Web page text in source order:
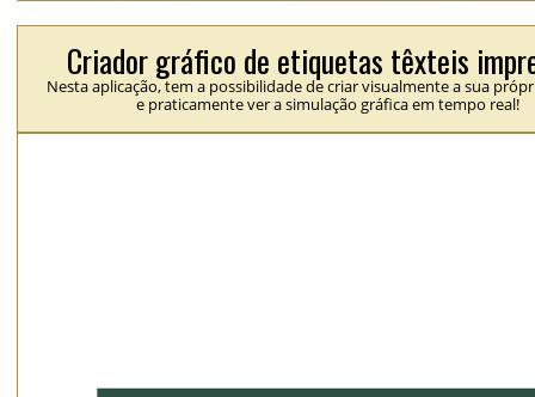
Criador gráfico de etiquetas têxteis
Nesta aplicação, tem a possibilidade de criar visualmente a sua
e praticamente ver a simulação gráfica em tempo real!